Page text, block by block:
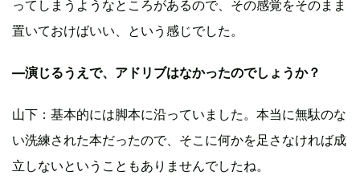
ってしまうようなところがあるので、その感覚をそのまま
置いておけばいい、という感じでした。
—演じるうえで、アドリブはなかったのでしょうか？
山下：基本的には脚本に沿っていました。本当に無駄のな
い洗練された本だったので、そこに何かを足さなければ成
立しないということもありませんでしたね。